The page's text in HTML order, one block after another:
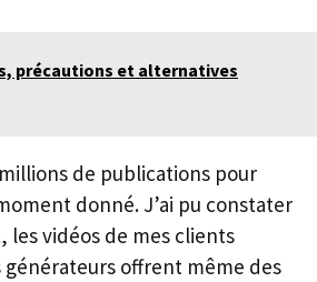
précautions et alternatives
de publications pour
donné. J’ai pu constater
les vidéos de mes clients
offrent même des